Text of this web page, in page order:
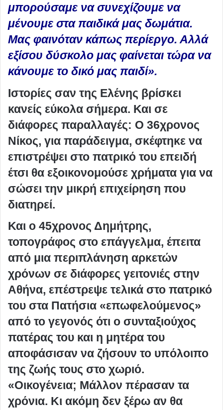
μπορούσαμε να συνεχίζουμε να
μένουμε στα παιδικά μας δωμάτια.
Μας φαινόταν κάπως περίεργο. Αλλά
εξίσου δύσκολο μας φαίνεται τώρα να
κάνουμε το δικό μας παιδί».
Ιστορίες σαν της Ελένης βρίσκει
κανείς εύκολα σήμερα. Και σε
διάφορες παραλλαγές: Ο 36χρονος
Νίκος, για παράδειγμα, σκέφτηκε να
επιστρέψει στο πατρικό του επειδή
έτσι θα εξοικονομούσε χρήματα για να
σώσει την μικρή επιχείρηση που
διατηρεί.
Και ο 45χρονος Δημήτρης,
τοπογράφος στο επάγγελμα, έπειτα
από μια περιπλάνηση αρκετών
χρόνων σε διάφορες γειτονιές στην
Αθήνα, επέστρεψε τελικά στο πατρικό
του στα Πατήσια «επωφελούμενος»
από το γεγονός ότι ο συνταξιούχος
πατέρας του και η μητέρα του
αποφάσισαν να ζήσουν το υπόλοιπο
της ζωής τους στο χωριό.
«Οικογένεια; Μάλλον πέρασαν τα
χρόνια. Κι ακόμη δεν ξέρω αν θα